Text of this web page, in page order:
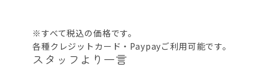
※すべて税込の価格です。
各種クレジットカード・Paypayご利用可能です。
スタッフより一言